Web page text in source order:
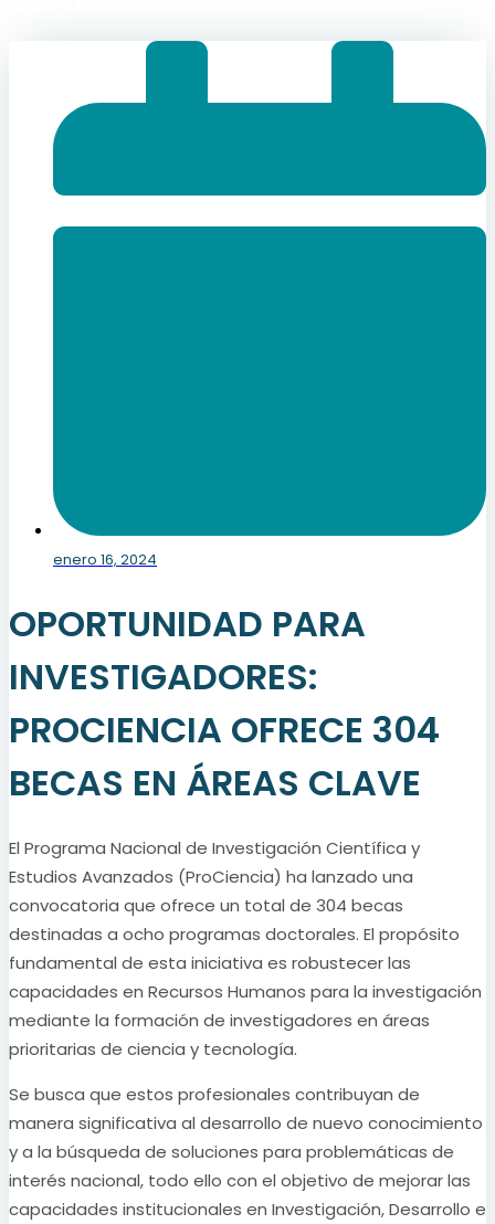
enero 16, 2024
OPORTUNIDAD PARA
INVESTIGADORES:
PROCIENCIA OFRECE 304
BECAS EN ÁREAS CLAVE
El Programa Nacional de Investigación Científica y
Estudios Avanzados (ProCiencia) ha lanzado una
convocatoria que ofrece un total de 304 becas
destinadas a ocho programas doctorales. El propósito
fundamental de esta iniciativa es robustecer las
capacidades en Recursos Humanos para la investigación
mediante la formación de investigadores en áreas
prioritarias de ciencia y tecnología.
Se busca que estos profesionales contribuyan de
manera significativa al desarrollo de nuevo conocimiento
y a la búsqueda de soluciones para problemáticas de
interés nacional, todo ello con el objetivo de mejorar las
capacidades institucionales en Investigación, Desarrollo e